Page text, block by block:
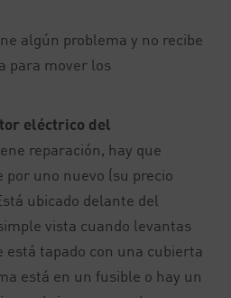
algún problema y no recibe
para mover los
eléctrico del
reparación, hay que
uno nuevo (su precio
ubicado delante del
vista cuando levantas
está tapado con una cubierta
está en un fusible o hay un